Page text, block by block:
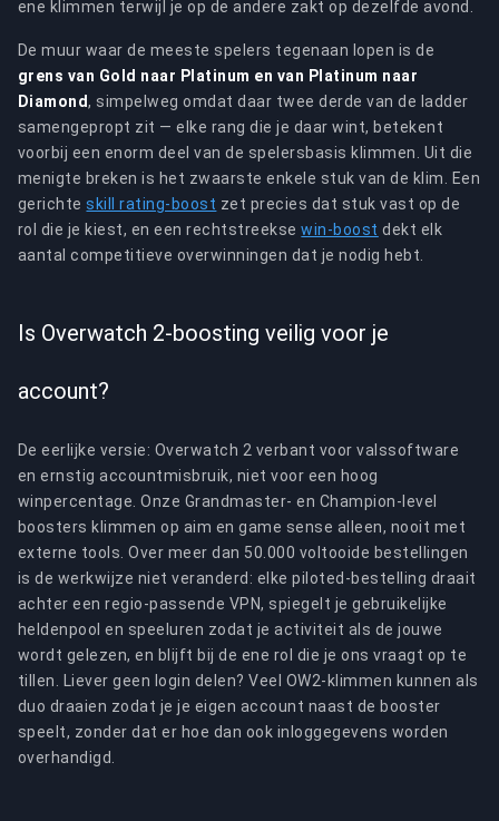
ene klimmen terwijl je op de andere zakt op dezelfde avond.
De muur waar de meeste spelers tegenaan lopen is de
grens van Gold naar Platinum en van Platinum naar
Diamond, simpelweg omdat daar twee derde van de ladder
samengepropt zit — elke rang die je daar wint, betekent
voorbij een enorm deel van de spelersbasis klimmen. Uit die
menigte breken is het zwaarste enkele stuk van de klim. Een
gerichteskill rating-boost zet precies dat stuk vast op de
rol die je kiest, en een rechtstreeksewin-boost dekt elk
aantal competitieve overwinningen dat je nodig hebt.
Is Overwatch 2-boosting veilig voor je
account?
De eerlijke versie: Overwatch 2 verbant voor valssoftware
en ernstig accountmisbruik, niet voor een hoog
winpercentage. Onze Grandmaster- en Champion-level
boosters klimmen op aim en game sense alleen, nooit met
externe tools. Over meer dan 50.000 voltooide bestellingen
is de werkwijze niet veranderd: elke piloted-bestelling draait
achter een regio-passende VPN, spiegelt je gebruikelijke
heldenpool en speeluren zodat je activiteit als de jouwe
wordt gelezen, en blijft bij de ene rol die je ons vraagt op te
tillen. Liever geen login delen? Veel OW2-klimmen kunnen als
duo draaien zodat je je eigen account naast de booster
speelt, zonder dat er hoe dan ook inloggegevens worden
overhandigd.